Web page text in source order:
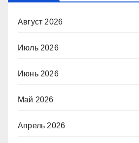
Август 2026
Июль 2026
Июнь 2026
Май 2026
Апрель 2026